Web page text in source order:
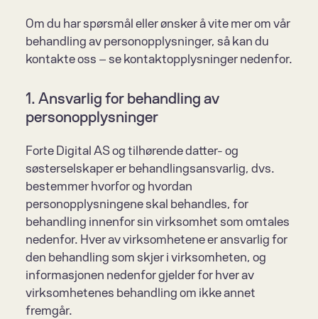
Om du har spørsmål eller ønsker å vite mer om vår
behandling av personopplysninger, så kan du
kontakte oss – se kontaktopplysninger nedenfor.
1. Ansvarlig for behandling av
personopplysninger
Forte Digital AS og tilhørende datter- og
søsterselskaper er behandlingsansvarlig, dvs.
bestemmer hvorfor og hvordan
personopplysningene skal behandles, for
behandling innenfor sin virksomhet som omtales
nedenfor. Hver av virksomhetene er ansvarlig for
den behandling som skjer i virksomheten, og
informasjonen nedenfor gjelder for hver av
virksomhetenes behandling om ikke annet
fremgår.